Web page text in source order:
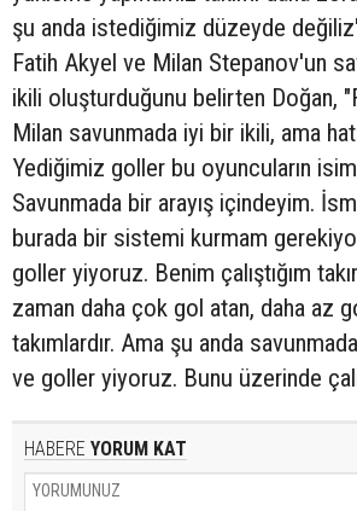
şu anda istediğimiz düzeyde
Fatih Akyel ve Milan Stepanov'un
ikili oluşturduğunu belirten Doğan,
Milan savunmada iyi bir ikili, ama
Yediğimiz goller bu oyuncuların
Savunmada bir arayış içindeyim.
burada bir sistemi kurmam
goller yiyoruz. Benim çalıştığım
zaman daha çok gol atan, daha az
takımlardır. Ama şu anda
ve goller yiyoruz. Bunu üzerinde
HABERE YORUM KAT